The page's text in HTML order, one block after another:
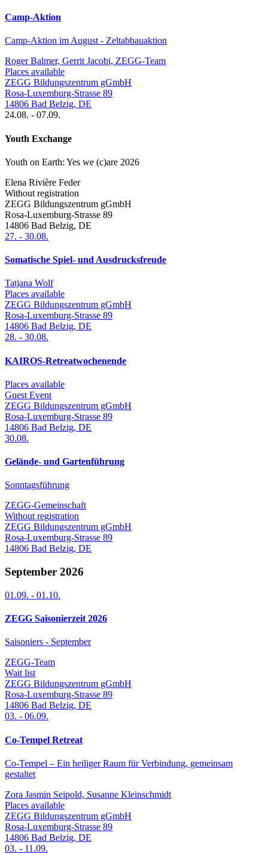
Camp-Aktion
Camp-Aktion im August - Zeltabbauaktion
Roger Balmer, Gerrit Jacobi, ZEGG-Team
Places available
ZEGG Bildungszentrum gGmbH
Rosa-Luxemburg-Strasse 89
14806 Bad Belzig, DE
24.08. - 07.09.
Youth Exchange
Youth on Earth: Yes we (c)are 2026
Elena Rivière Feder
Without registration
ZEGG Bildungszentrum gGmbH
Rosa-Luxemburg-Strasse 89
14806 Bad Belzig, DE
27. - 30.08.
Somatische Spiel- und Ausdrucksfreude
Tatjana Wolf
Places available
ZEGG Bildungszentrum gGmbH
Rosa-Luxemburg-Strasse 89
14806 Bad Belzig, DE
28. - 30.08.
KAIROS-Retreatwochenende
Places available
Guest Event
ZEGG Bildungszentrum gGmbH
Rosa-Luxemburg-Strasse 89
14806 Bad Belzig, DE
30.08.
Gelände- und Gartenführung
Sonntagsführung
ZEGG-Gemeinschaft
Without registration
ZEGG Bildungszentrum gGmbH
Rosa-Luxemburg-Strasse 89
14806 Bad Belzig, DE
September 2026
01.09. - 01.10.
ZEGG Saisonierzeit 2026
Saisoniers - September
ZEGG-Team
Wait list
ZEGG Bildungszentrum gGmbH
Rosa-Luxemburg-Strasse 89
14806 Bad Belzig, DE
03. - 06.09.
Co-Tempel Retreat
Co-Tempel – Ein heiliger Raum für Verbindung, gemeinsam
gestaltet
Zora Jasmin Seipold, Susanne Kleinschmidt
Places available
ZEGG Bildungszentrum gGmbH
Rosa-Luxemburg-Strasse 89
14806 Bad Belzig, DE
03. - 11.09.